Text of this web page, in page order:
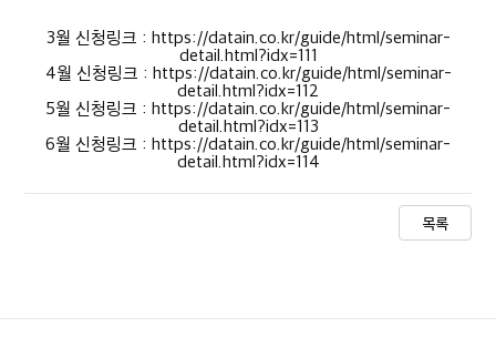
3월 신청링크 : https://datain.co.kr/guide/html/seminar-
detail.html?idx=111
4월 신청링크 : https://datain.co.kr/guide/html/seminar-
detail.html?idx=112
5월 신청링크 : https://datain.co.kr/guide/html/seminar-
detail.html?idx=113
6월 신청링크 : https://datain.co.kr/guide/html/seminar-
detail.html?idx=114
목록